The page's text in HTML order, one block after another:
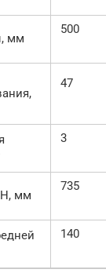
мм
500
47
3
Н, мм
735
140